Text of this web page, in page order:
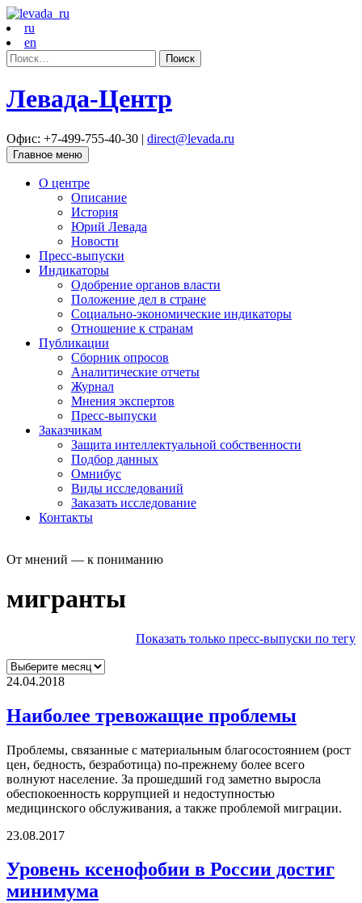
ru
en
Найти:
Левада-Центр
Офис: +7-499-755-40-30 | direct@levada.ru
Главное меню
О центре
Описание
История
Юрий Левада
Новости
Пресс-выпуски
Индикаторы
Одобрение органов власти
Положение дел в стране
Социально-экономические индикаторы
Отношение к странам
Публикации
Сборник опросов
Аналитические отчеты
Журнал
Мнения экспертов
Пресс-выпуски
Заказчикам
Защита интеллектуальной собственности
Подбор данных
Омнибус
Виды исследований
Заказать исследование
Контакты
От мнений — к пониманию
мигранты
Показать только пресс-выпуски по тегу
24.04.2018
Наиболее тревожащие проблемы
Проблемы, связанные с материальным благосостоянием (рост
цен, бедность, безработица) по-прежнему более всего
волнуют население. За прошедший год заметно выросла
обеспокоенность коррупцией и недоступностью
медицинского обслуживания, а также проблемой миграции.
23.08.2017
Уровень ксенофобии в России достиг
минимума